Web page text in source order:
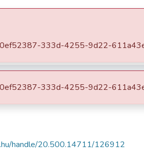
handle/20.500.14711/126912
0ef52387-333d-4255-9d22-
0ef52387-333d-4255-9d22-